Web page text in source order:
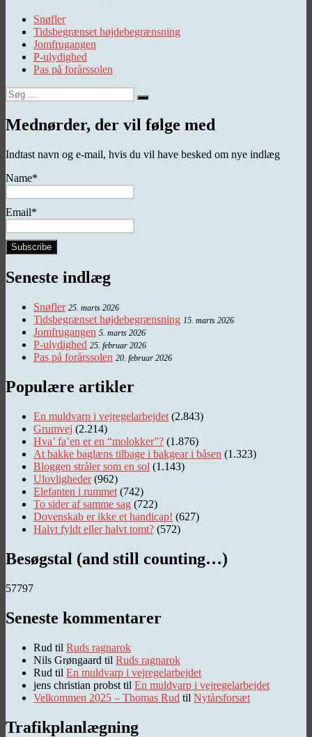
Snøfler
Tidsbegrænset højdebegrænsning
Jomfrugangen
P-ulydighed
Pas på forårssolen
Søg
efter:
Søg
Mednørder, der vil følge med
Indtast navn og e-mail, hvis du vil have besked om nye indlæg
Name*
Email*
Seneste indlæg
Snøfler 25. marts 2026
Tidsbegrænset højdebegrænsning 15. marts 2026
Jomfrugangen 5. marts 2026
P-ulydighed 25. februar 2026
Pas på forårssolen 20. februar 2026
Populære artikler
En muldvarp i vejregelarbejdet (2.843)
Grumvej (2.214)
Hva’ fa’en er en “molokker”? (1.876)
At bakke baglæns tilbage i bakgear i båsen (1.323)
Bloggen stråler som en sol (1.143)
Ulovligheder (962)
Elefanten i rummet (742)
To sider af samme sag (722)
Dovenskab er ikke et handicap! (627)
Halvt fyldt eller halvt tomt? (572)
Besøgstal (and still counting…)
57797
Seneste kommentarer
Rud til Ruds ragnarok
Nils Grøngaard til Ruds ragnarok
Rud til En muldvarp i vejregelarbejdet
jens christian probst til En muldvarp i vejregelarbejdet
Velkommen 2025 – Thomas Rud til Nytårsforsæt
Trafikplanlægning